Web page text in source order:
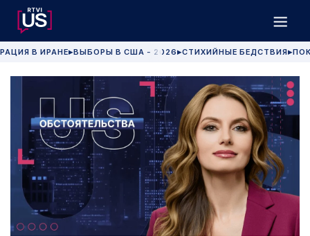
В ИРАНЕ▶ВЫБОРЫ В США - 2026 ▶СТИХИЙНЫЕ БЕДСТВИЯ▶